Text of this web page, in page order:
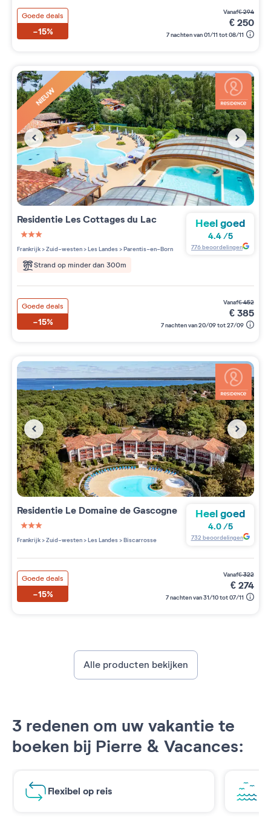
Goede deals
-15%
vanaf€294
€250
7 nachten van 01/11 tot 08/11
NIEUW
Residentie Les Cottages du Lac
3 étoiles sur 5
Frankrijk>Zuid-westen>Les Landes>Parentis-en-Born
Strand op minder dan 300m
Heel goed
4.4 /5
776beoordelingen
Goede deals
-15%
vanaf€452
€385
7 nachten van 20/09 tot 27/09
Residentie Le Domaine de Gascogne
3 étoiles sur 5
Frankrijk>Zuid-westen>Les Landes>Biscarrosse
Heel goed
4.0/5
732 beoordelingen
Goede deals
-15%
vanaf€322
€274
7 nachten van 31/10 tot 07/11
Alle producten bekijken
3 redenen om uw vakantie te
boeken bij Pierre & Vacances:
Flexibel op reis